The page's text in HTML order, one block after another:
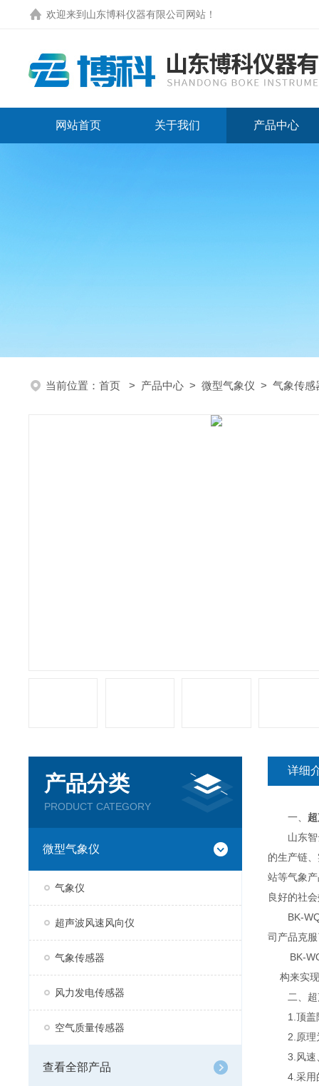
欢迎来到 山东博科仪器有限公司网站 ！
网站首页 关于我们 产品中心
当前位置： 首页 > 产品中心 > 微型气象仪 > 气象传感
产品分类
PRODUCT CATEGORY
微型气象仪
气象仪
超声波风速风向仪
气象传感器
风力发电传感器
空气质量传感器
查看全部产品
详细
一、
山东智云
的生产链
站等气象
良好的社
BK-
司产品克
BK-
构来实
二、超
1.顶盖隐
2.原理为
3.风速、
4.采用的